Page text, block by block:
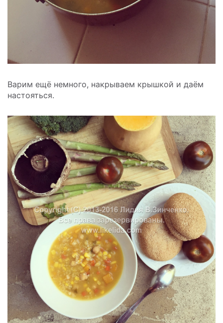
Варим ещё немного, накрываем крышкой и даём
настояться.